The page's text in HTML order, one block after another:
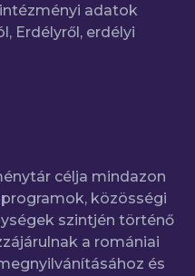
adatok
Erdélyről, erdélyi
célja mindazon
közösségi
szintjén történő
a romániai
és